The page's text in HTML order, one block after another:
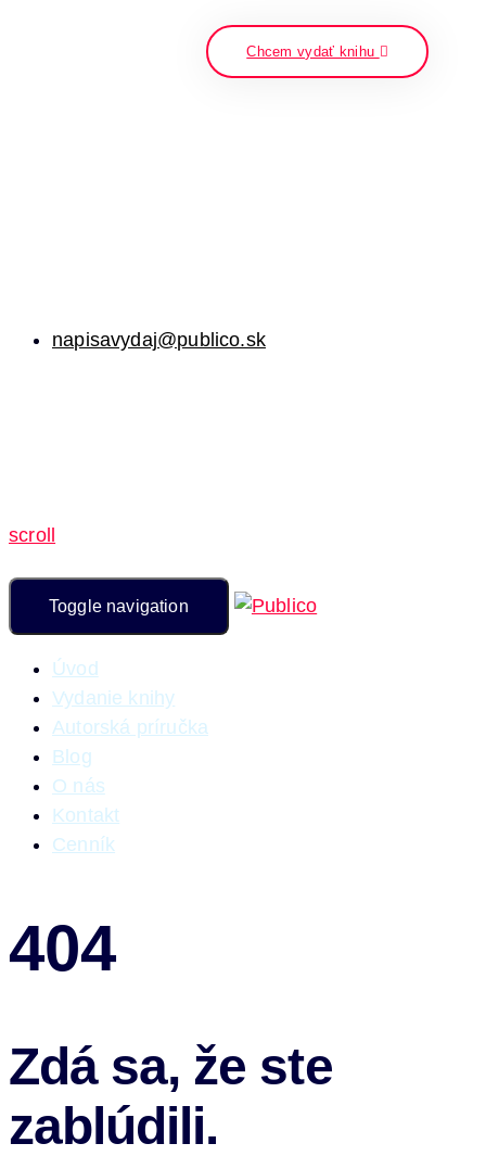
Chcem vydať knihu
napisavydaj@publico.sk
scroll
Toggle navigation
Úvod
Vydanie knihy
Autorská príručka
Blog
O nás
Kontakt
Cenník
404
Zdá sa, že ste
zablúdili.